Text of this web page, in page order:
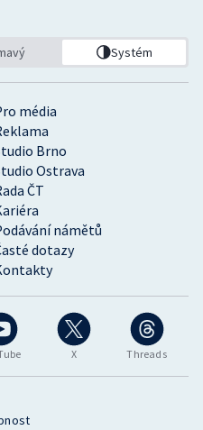
X Threads
média
Brno
Ostrava
ČT
námětů
dotazy
Systém